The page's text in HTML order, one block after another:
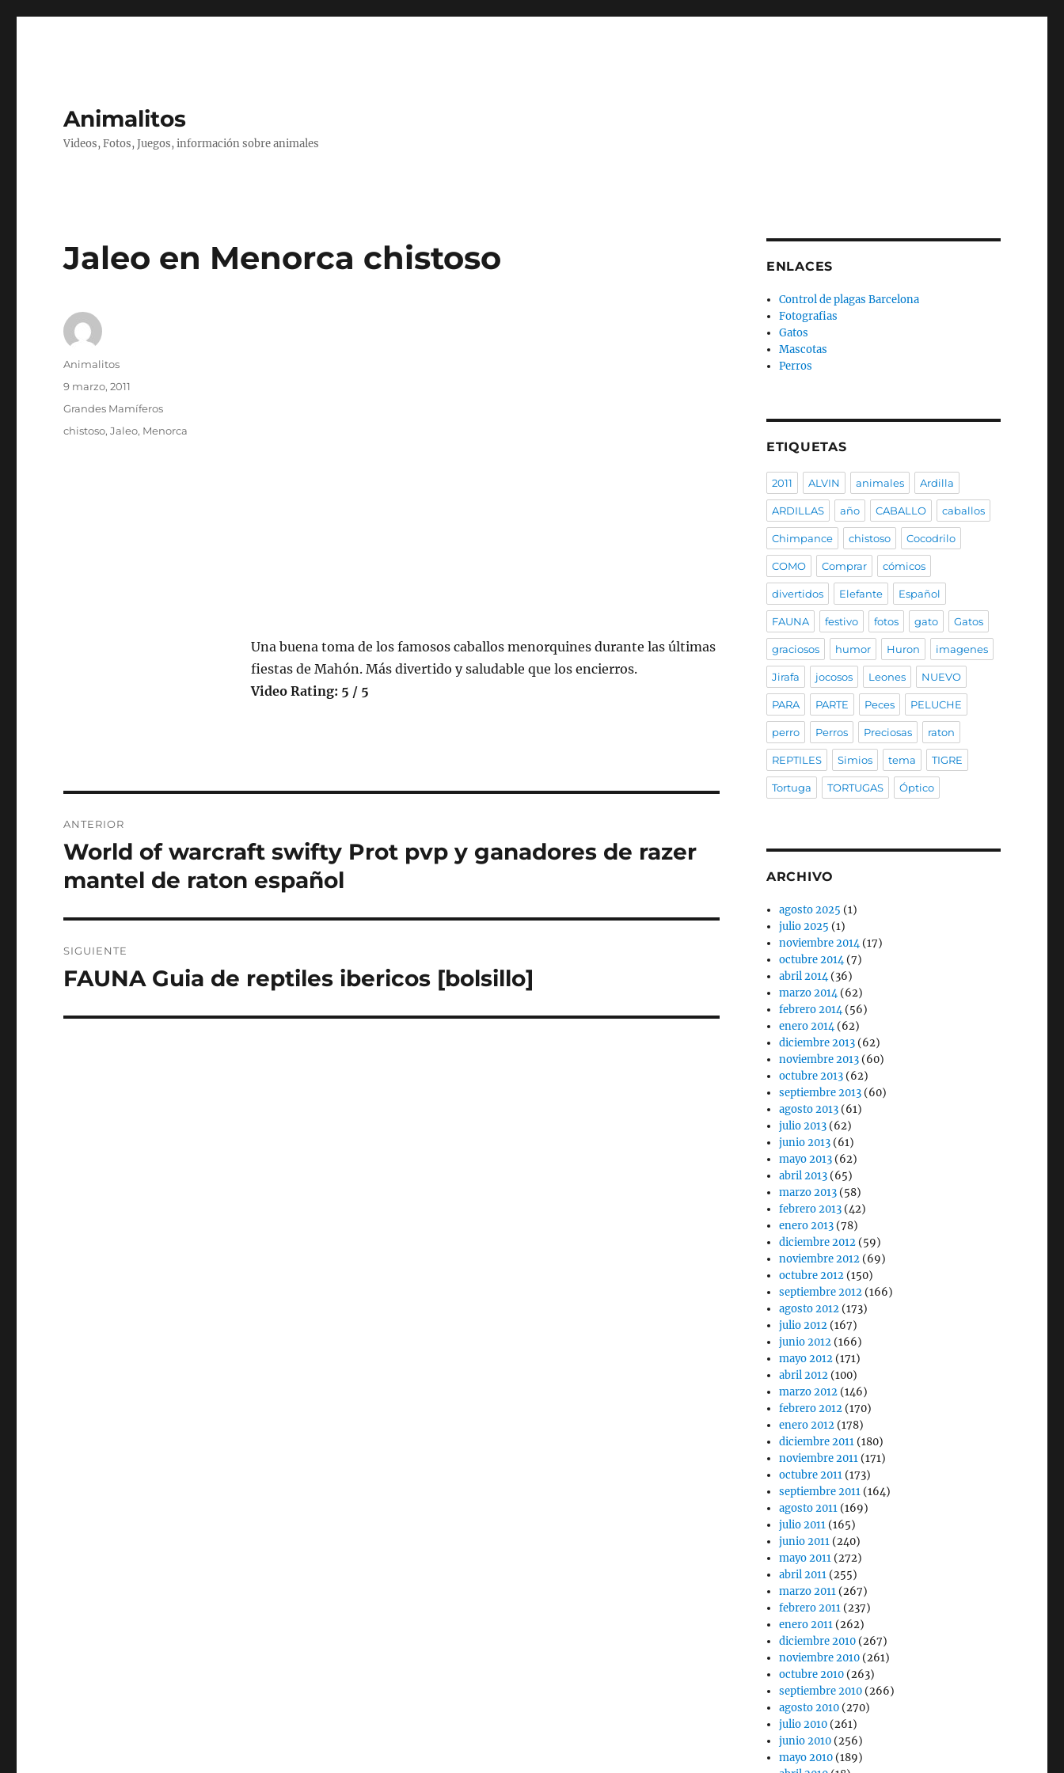
Animalitos
Videos, Fotos, Juegos, información sobre animales
Jaleo en Menorca chistoso
Una buena toma de los famosos caballos menorquines durante las últimas
fiestas de Mahón. Más divertido y saludable que los encierros.
Video Rating: 5 / 5
Autor
Animalitos
Publicado
9 marzo, 2011
Categorías
Grandes Mamíferos
Etiquetas
chistoso,Jaleo, Menorca
de
entradas
ANTERIOR
Entrada
World of warcraft swifty Prot pvp y ganadores de razer
mantel de raton español
SIGUIENTE
Entrada
FAUNA Guia de reptiles ibericos [bolsillo]
ENLACES
Control de plagas Barcelona
Fotografias
Gatos
Mascotas
Perros
ETIQUETAS
2011 ALVIN animales Ardilla
ARDILLAS año CABALLO caballos
Chimpance chistoso Cocodrilo
COMO Comprar cómicos
divertidos Elefante Español
FAUNA festivo fotos gato Gatos
graciosos humor Huron imagenes
Jirafa jocosos Leones NUEVO
PARA PARTE Peces PELUCHE
perro Perros Preciosas raton
REPTILES Simios tema TIGRE
Tortuga TORTUGAS Óptico
ARCHIVO
agosto 2025 (1)
julio 2025 (1)
noviembre 2014(17)
octubre 2014(7)
abril 2014(36)
marzo 2014(62)
febrero 2014(56)
enero 2014(62)
diciembre 2013 (62)
noviembre 2013 (60)
octubre 2013 (62)
septiembre 2013 (60)
agosto 2013 (61)
julio 2013 (62)
junio 2013 (61)
mayo 2013 (62)
abril 2013 (65)
marzo 2013 (58)
febrero 2013 (42)
enero 2013 (78)
diciembre 2012 (59)
noviembre 2012 (69)
octubre 2012 (150)
septiembre 2012 (166)
agosto 2012 (173)
julio 2012 (167)
junio 2012 (166)
mayo 2012 (171)
abril 2012 (100)
marzo 2012 (146)
febrero 2012 (170)
enero 2012 (178)
diciembre 2011 (180)
noviembre 2011 (171)
octubre 2011 (173)
septiembre 2011 (164)
agosto 2011 (169)
julio 2011 (165)
junio 2011 (240)
mayo 2011 (272)
abril 2011 (255)
marzo 2011 (267)
febrero 2011 (237)
enero 2011 (262)
diciembre 2010 (267)
noviembre 2010 (261)
octubre 2010 (263)
septiembre 2010 (266)
agosto 2010 (270)
julio 2010 (261)
junio 2010 (256)
mayo 2010 (189)